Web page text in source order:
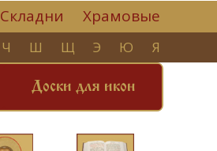
Складни Храмовые
Ч Ш Щ Э Ю Я
Доски для икон